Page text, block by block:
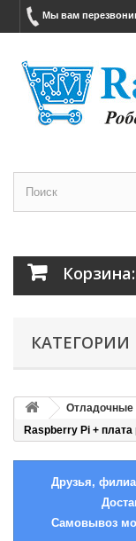
Мы вам
Корзина:
КАТЕГОРИИ
Отладочные
Raspberry Pi +
Друзья,
Самовывоз